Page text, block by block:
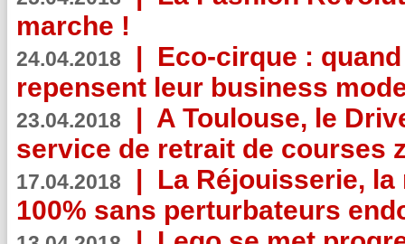
marche !
24.04.2018 | Eco-cirque :
repensent leur business
23.04.2018 | A Toulouse, le
service de retrait de courses
17.04.2018 | La Réjouisserie,
100% sans perturbateurs